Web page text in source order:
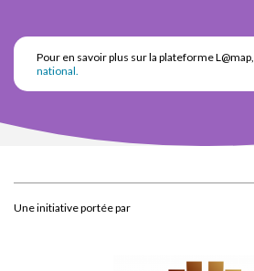
Pour en savoir plus sur la plateforme L@map,
national.
Une initiative portée par